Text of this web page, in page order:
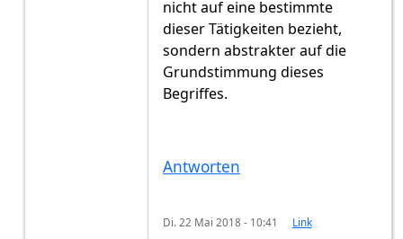
nicht auf eine bestimmte
dieser Tätigkeiten bezieht,
sondern abstrakter auf die
Grundstimmung dieses
Begriffes.
Antworten
Di. 22 Mai 2018 - 10:41 Link